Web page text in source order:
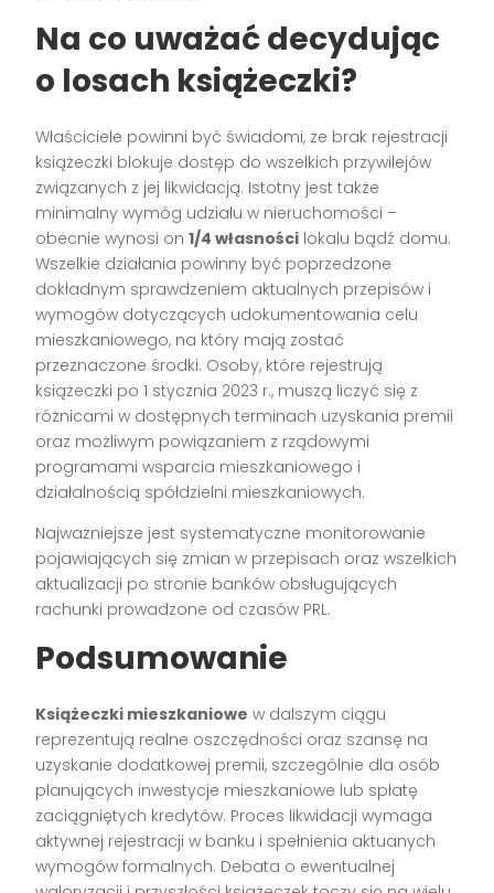
Na co uważać decydując
o losach książeczki?
Właściciele powinni być świadomi, że brak rejestracji
książeczki blokuje dostęp do wszelkich przywilejów
związanych z jej likwidacją. Istotny jest także
minimalny wymóg udziału w nieruchomości –
obecnie wynosi on1/4 własności lokalu bądź domu.
Wszelkie działania powinny być poprzedzone
dokładnym sprawdzeniem aktualnych przepisów i
wymogów dotyczących udokumentowania celu
mieszkaniowego, na który mają zostać
przeznaczone środki. Osoby, które rejestrują
książeczki po 1 stycznia 2023 r., muszą liczyć się z
różnicami w dostępnych terminach uzyskania premii
oraz możliwym powiązaniem z rządowymi
programami wsparcia mieszkaniowego i
działalnością spółdzielni mieszkaniowych.
Najważniejsze jest systematyczne monitorowanie
pojawiających się zmian w przepisach oraz wszelkich
aktualizacji po stronie banków obsługujących
rachunki prowadzone od czasów PRL.
Podsumowanie
Książeczki mieszkaniowe w dalszym ciągu
reprezentują realne oszczędności oraz szansę na
uzyskanie dodatkowej premii, szczególnie dla osób
planujących inwestycje mieszkaniowe lub spłatę
zaciągniętych kredytów. Proces likwidacji wymaga
aktywnej rejestracji w banku i spełnienia aktuanych
wymogów formalnych. Debata o ewentualnej